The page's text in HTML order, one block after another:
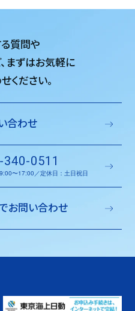
質問や
まずはお気軽に
ください。
合わせ
0511
〜17:00／定休日：土日祝日
お問い合わせ